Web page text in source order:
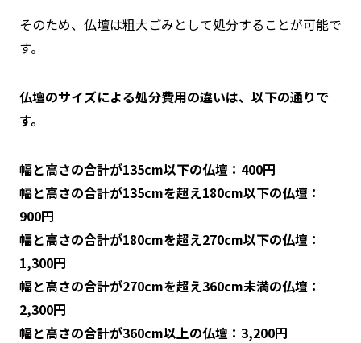
そのため、仏壇は粗大ごみとして処分することが可能で
す。
仏壇のサイズによる処分費用の違いは、以下の通りで
す。
幅と高さの合計が135cm以下の仏壇：400円
幅と高さの合計が135cmを超え180cm以下の仏壇：
900円
幅と高さの合計が180cmを超え270cm以下の仏壇：
1,300円
幅と高さの合計が270cmを超え360cm未満の仏壇：
2,300円
幅と高さの合計が360cm以上の仏壇：3,200円